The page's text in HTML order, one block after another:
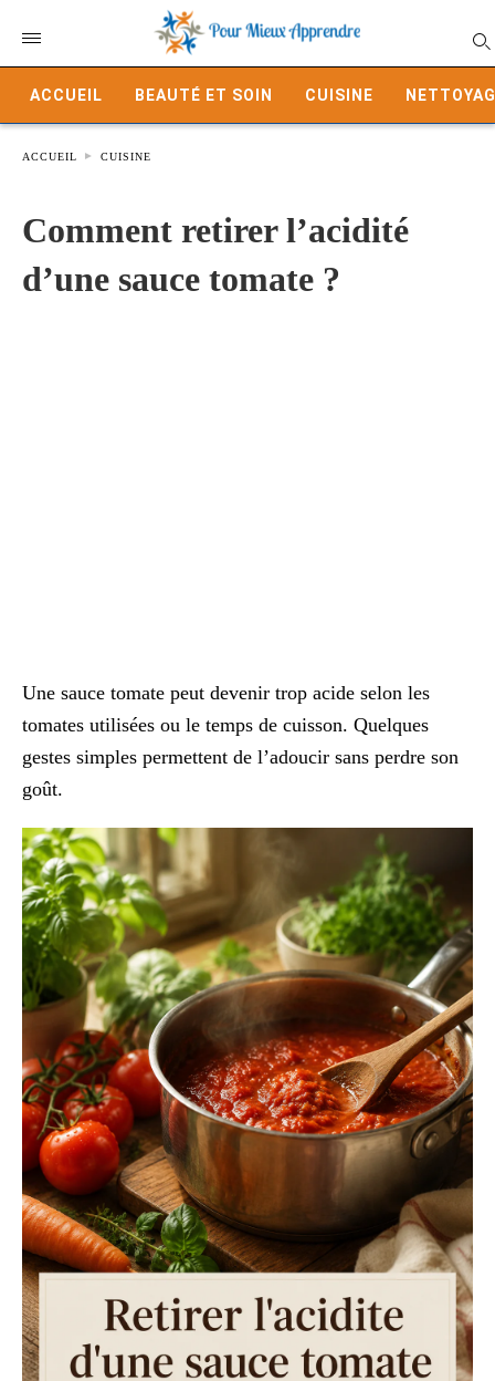
ACCUEIL BEAUTÉ ET SOIN CUISINE
ACCUEIL CUISINE
Comment retirer l’acidité
d’une sauce tomate ?
Une sauce tomate peut devenir trop acide selon les
tomates utilisées ou le temps de cuisson. Quelques
gestes simples permettent de l’adoucir sans perdre son
goût.